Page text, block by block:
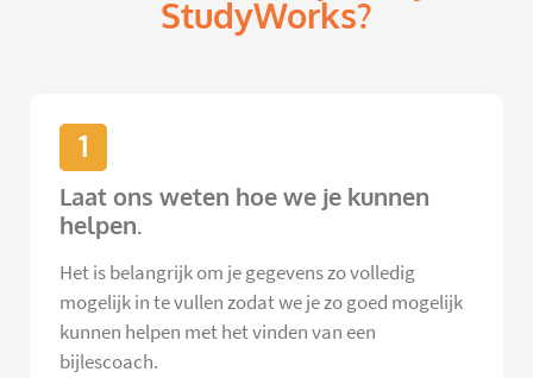
StudyWorks?
1
Laat ons weten hoe we je kunnen
helpen.
Het is belangrijk om je gegevens zo volledig
mogelijk in te vullen zodat we je zo goed mogelijk
kunnen helpen met het vinden van een
bijlescoach.